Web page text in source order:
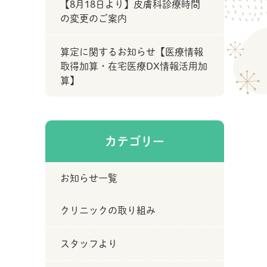
【8月18日より】皮膚科診療時間
の変更のご案内
算定に関するお知らせ【医療情報
取得加算・在宅医療DX情報活用加
算】
カテゴリー
お知らせ一覧
クリニックの取り組み
スタッフより